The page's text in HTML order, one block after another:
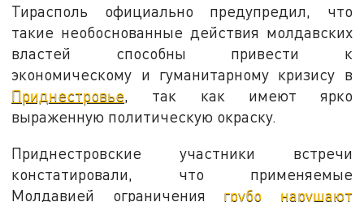
Тирасполь официально предупредил, что
такие необоснованные действия молдавских
властей способны привести к
экономическому и гуманитарному кризису в
Приднестровье , так как имеют ярко
выраженную политическую окраску.
Приднестровские участники встречи
констатировали, что применяемые
Молдавией ограничения грубо нарушают